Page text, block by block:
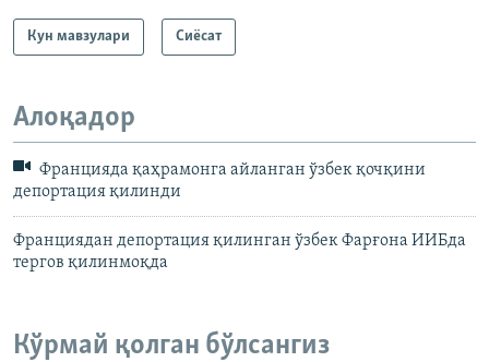
Кун мавзулари Сиёсат
Алоқадор
Францияда қаҳрамонга айланган ўзбек қочқини
депортация қилинди
Франциядан депортация қилинган ўзбек Фарғона ИИБда
тергов қилинмоқда
Кўрмай қолган бўлсангиз